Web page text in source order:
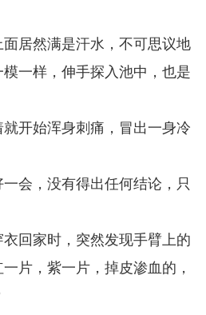
居然满是汗水，不可思议地
一样，伸手探入池中，也是
开始浑身刺痛，冒出一身冷
会，没有得出任何结论，只
回家时，突然发现手臂上的
片，紫一片，掉皮渗血的，